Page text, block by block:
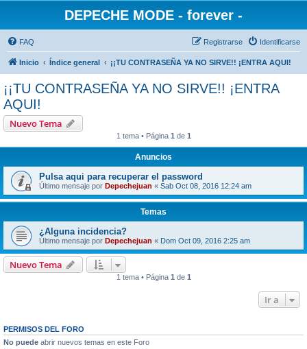
DEPECHE MODE - forever -
FAQ Identificarse
Registrarse
Inicio Índice general ¡¡TU CONTRASEÑA YA NO SIRVE!! ¡ENTRA AQUI!
¡¡TU CONTRASEÑA YA NO SIRVE!! ¡ENTRA
AQUI!
Nuevo Tema
1 tema • Página 1 de 1
Anuncios
Pulsa aqui para recuperar el password
Último mensaje por Depechejuan « Sab Oct 08, 2016 12:24 am
Temas
¿Alguna incidencia?
Último mensaje por Depechejuan « Dom Oct 09, 2016 2:25 am
Nuevo Tema
1 tema • Página 1 de 1
Ir a
PERMISOS DEL FORO
No puede abrir nuevos temas en este Foro